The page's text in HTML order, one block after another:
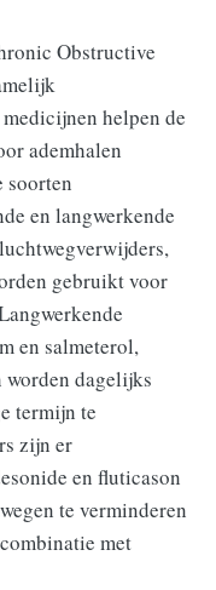
Obstructive
helpen de
ademhalen
soorten
en langwerkende
gebruikt voor
en salmeterol,
dagelijks
termijn te
zijn er
en fluticason
te verminderen
met